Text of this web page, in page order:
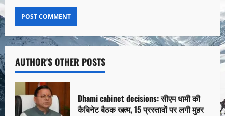
AUTHOR'S OTHER POSTS
Dhami cabinet decisions: सीएम धामी की
कैबिनेट बैठक खत्म, 15 प्रस्तावों पर लगी मुहर